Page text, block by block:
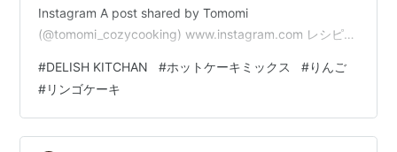
Instagram A post shared by Tomomi
(@tomomi_cozycooking) www.instagram.com レシピ
ウンドケーキです。 材料はシンプルで、りんごとホット
ケーキミックスがあれば、お家にある材料でできてしま
います。 ポイントは、りんごのりんごの１/４は、すりお
ろして入れるので、ケーキ全体にリンゴが風味が溶け込
#DELISH KITCHAN #ホットケーキミックス #りんご
#リンゴケーキ